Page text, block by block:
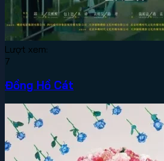
Lượt xem:
7
Đồng Hồ Cát